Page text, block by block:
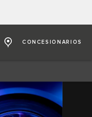
CONCESIONARIOS